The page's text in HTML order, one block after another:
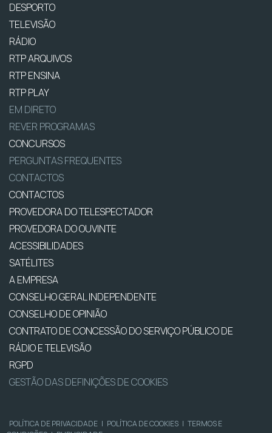
DESPORTO
TELEVISÃO
RÁDIO
RTP ARQUIVOS
RTP ENSINA
RTP PLAY
EM DIRETO
REVER PROGRAMAS
CONCURSOS
PERGUNTAS FREQUENTES
CONTACTOS
CONTACTOS
PROVEDORA DO TELESPECTADOR
PROVEDORA DO OUVINTE
ACESSIBILIDADES
SATÉLITES
A EMPRESA
CONSELHO GERAL INDEPENDENTE
CONSELHO DE OPINIÃO
CONTRATO DE CONCESSÃO DO SERVIÇO PÚBLICO DE
RÁDIO E TELEVISÃO
RGPD
GESTÃO DAS DEFINIÇÕES DE COOKIES
POLÍTICA DE PRIVACIDADE | POLÍTICA DE COOKIES | TERMOS E